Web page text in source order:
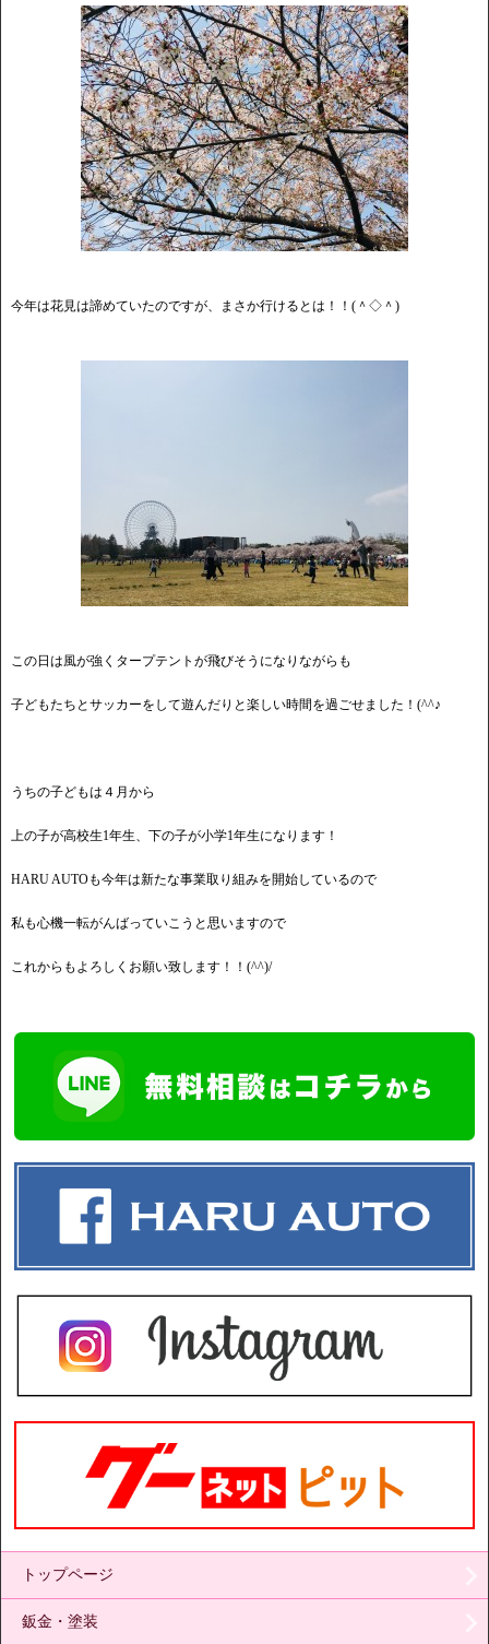
今年は花見は諦めていたのですが、まさか行けるとは！！(＾◇＾)
この日は風が強くタープテントが飛びそうになりながらも
子どもたちとサッカーをして遊んだりと楽しい時間を過ごせました！(^^♪
うちの子どもは４月から
上の子が高校生1年生、下の子が小学1年生になります！
HARU AUTOも今年は新たな事業取り組みを開始しているので
私も心機一転がんばっていこうと思いますので
これからもよろしくお願い致します！！(^^)/
トップページ
鈑金・塗装